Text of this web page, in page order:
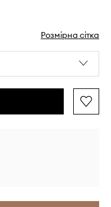
Розмірна сітка